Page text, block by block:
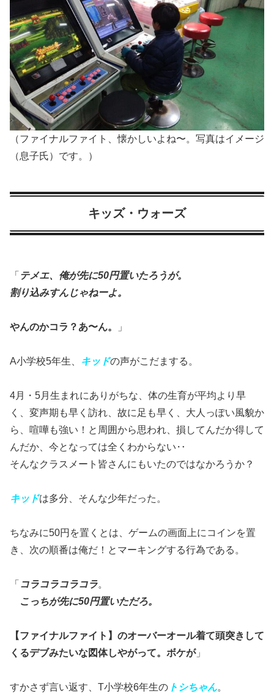
（ファイナルファイト、懐かしいよね〜。写真はイメージ
（息子氏）です。）
キッズ・ウォーズ
「 テメエ、俺が先に50円置いたろうが。
割り込みすんじゃねーよ。
やんのかコラ？あ〜ん。 」
A小学校5年生、 キッドの声がこだまする。
4月・5月生まれにありがちな、体の生育が平均より早
く、変声期も早く訪れ、故に足も早く、大人っぽい風貌か
ら、喧嘩も強い！と周囲から思われ、損してんだか得して
んだか、今となっては全くわからない‥
そんなクラスメート皆さんにもいたのではなかろうか？
キッドは多分、そんな少年だった。
ちなみに50円を置くとは、ゲームの画面上にコインを置
き、次の順番は俺だ！とマーキングする行為である。
「 コラコラコラコラ。
こっちが先に50円置いただろ。
【ファイナルファイト】のオーバーオール着て頭突きして
くるデブみたいな図体しやがって。ボケが」
すかさず言い返す、T小学校6年生の トシちゃん。